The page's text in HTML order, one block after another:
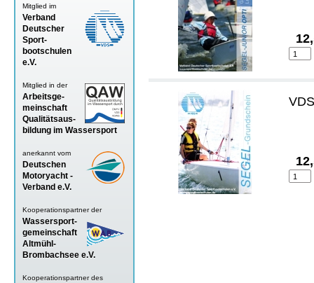
Mitglied im
Verband
Deutscher
Sport-
bootschulen
e.V.
Mitglied in der
Arbeitsge-
meinschaft
Qualitätsaus-
bildung im Wassersport
anerkannt vom
Deutschen
Motoryacht -
Verband e.V.
Kooperationspartner der
Wassersport-
gemeinschaft
Altmühl-
Brombachsee e.V.
Kooperationspartner des